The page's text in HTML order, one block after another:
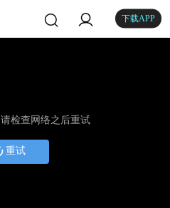
下载APP
检查网络之后重试
重试